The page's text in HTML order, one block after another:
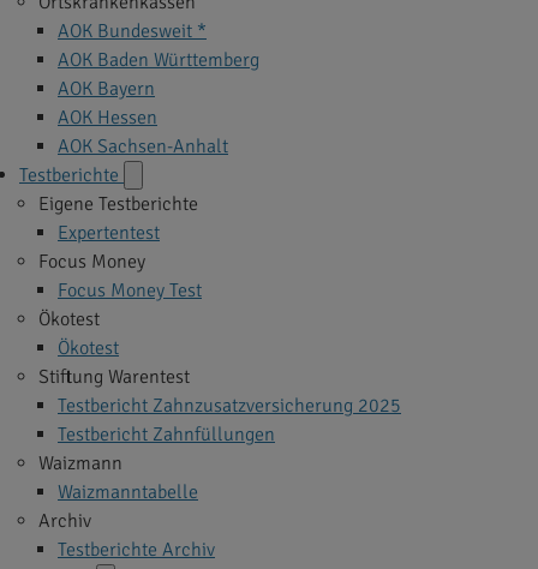
AOK Bundesweit *
AOK Baden Württemberg
AOK Bayern
AOK Hessen
AOK Sachsen-Anhalt
Testberichte
Eigene Testberichte
Expertentest
Focus Money
Focus Money Test
Ökotest
Ökotest
Stiftung Warentest
Testbericht Zahnzusatzversicherung 2025
Testbericht Zahnfüllungen
Waizmann
Waizmanntabelle
Archiv
Testberichte Archiv